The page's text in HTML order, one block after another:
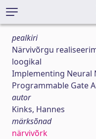
pealkiri
Närvivõrgu
loogikal
Implementing Neural
Programmable Gate
autor
Kinks, Hannes
märksõnad
närvivõrk